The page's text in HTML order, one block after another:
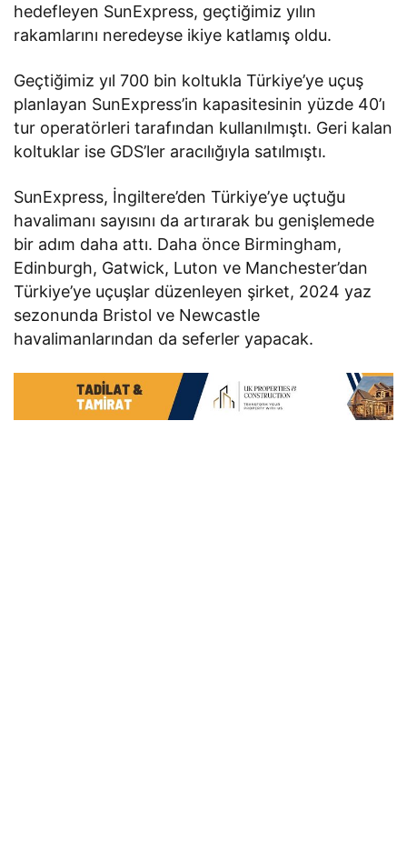
hedefleyen SunExpress, geçtiğimiz yılın
rakamlarını neredeyse ikiye katlamış oldu.
Geçtiğimiz yıl 700 bin koltukla Türkiye’ye uçuş
planlayan SunExpress’in kapasitesinin yüzde 40’ı
tur operatörleri tarafından kullanılmıştı. Geri kalan
koltuklar ise GDS’ler aracılığıyla satılmıştı.
SunExpress, İngiltere’den Türkiye’ye uçtuğu
havalimanı sayısını da artırarak bu genişlemede
bir adım daha attı. Daha önce Birmingham,
Edinburgh, Gatwick, Luton ve Manchester’dan
Türkiye’ye uçuşlar düzenleyen şirket, 2024 yaz
sezonunda Bristol ve Newcastle
havalimanlarından da seferler yapacak.